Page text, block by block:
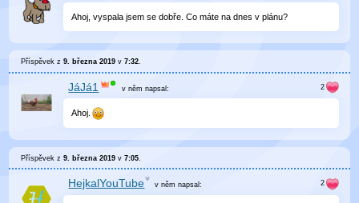
Ahoj, vyspala jsem se dobře. Co máte na dnes v plánu?
Příspěvek z9. března 2019 v7:32.
JáJá1 v něm napsal:
Ahoj.
Příspěvek z9. března 2019 v7:05
HejkalYouTube v něm napsal: